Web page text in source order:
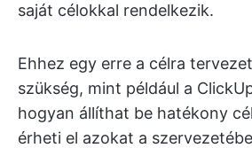
saját célokkal rendelkezik.
Ehhez egy erre a célra
szükség, mint például a
hogyan állíthat be hatékony
érheti el azokat a